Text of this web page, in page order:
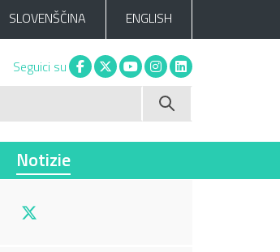
SLOVENŠČINA ENGLISH
Seguici su Facebook
X You tubeInstagram
Linkedin
Notizie
X